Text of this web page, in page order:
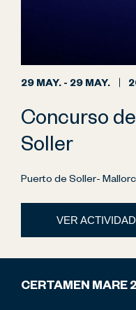
29 MAY. - 29 MAY.
Concurso
Soller
Puerto de Soller-
VER
CERTAMEN MARE